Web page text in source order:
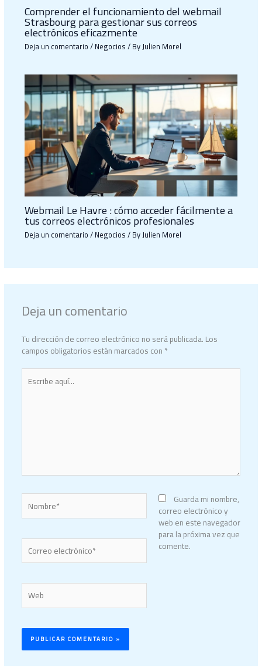
Comprender el funcionamiento del webmail
Strasbourg para gestionar sus correos
electrónicos eficazmente
Deja un comentario/Negocios/ ByJulien Morel
Webmail Le Havre : cómo acceder fácilmente a
tus correos electrónicos profesionales
Deja un comentario/Negocios/ ByJulien Morel
Deja un comentario
Tu dirección de correo electrónico no será publicada.Los
campos obligatorios están marcados con*
Escribe
aquí...
Nombre*
Correo
electrónico*
Web
Guarda mi nombre,
correo electrónico y
web en este navegador
para la próxima vez que
comente.